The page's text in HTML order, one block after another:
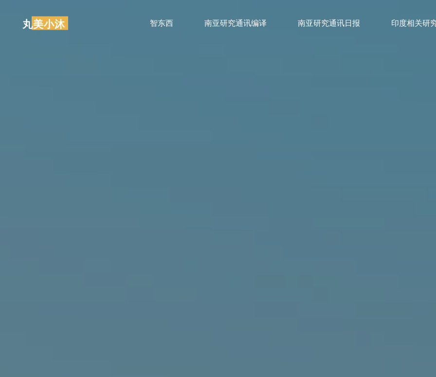
丸美小沐 智东西 南亚研究通讯编译 南亚研究通讯日报 印度相关研